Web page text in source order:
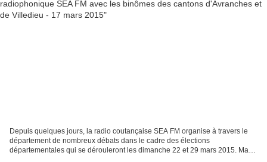
Depuis quelques jours, la radio coutançaise SEA FM organise à travers le
département de nombreux débats dans le cadre des élections
départementales qui se dérouleront les dimanche 22 et 29 mars 2015. Mardi